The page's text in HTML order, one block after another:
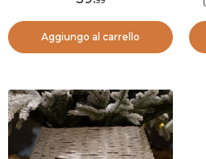
Aggiungo al carrello